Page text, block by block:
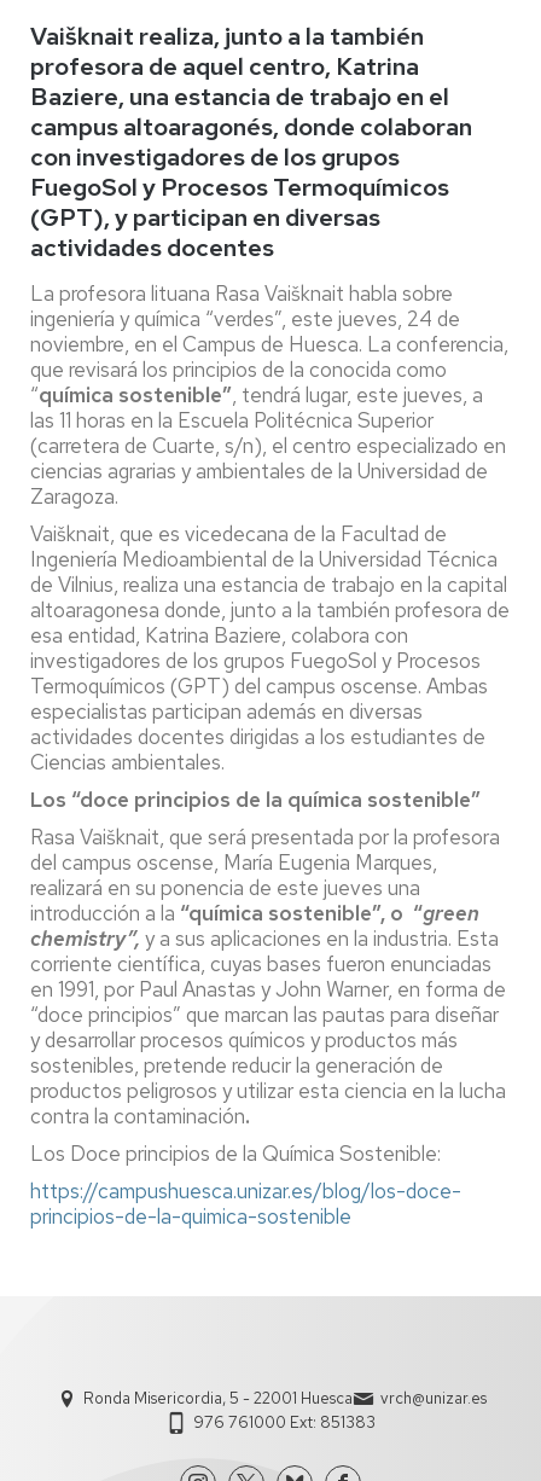
Vaišknait realiza, junto a la también
profesora de aquel centro, Katrina
Baziere, una estancia de trabajo en el
campus altoaragonés, donde colaboran
con investigadores de los grupos
FuegoSol y Procesos Termoquímicos
(GPT), y participan en diversas
actividades docentes
La profesora lituana Rasa Vaišknait habla sobre
ingeniería y química “verdes”, este jueves, 24 de
noviembre, en el Campus de Huesca. La conferencia,
que revisará los principios de la conocida como
“química sostenible”, tendrá lugar, este jueves, a
las 11 horas en la Escuela Politécnica Superior
(carretera de Cuarte, s/n), el centro especializado en
ciencias agrarias y ambientales de la Universidad de
Zaragoza.
Vaišknait, que es vicedecana de la Facultad de
Ingeniería Medioambiental de la Universidad Técnica
de Vilnius, realiza una estancia de trabajo en la capital
altoaragonesa donde, junto a la también profesora de
esa entidad, Katrina Baziere, colabora con
investigadores de los grupos FuegoSol y Procesos
Termoquímicos (GPT) del campus oscense. Ambas
especialistas participan además en diversas
actividades docentes dirigidas a los estudiantes de
Ciencias ambientales.
Los “doce principios de la química sostenible”
Rasa Vaišknait, que será presentada por la profesora
del campus oscense, María Eugenia Marques,
realizará en su ponencia de este jueves una
introducción a la “química sostenible”, o “green
chemistry”, y a sus aplicaciones en la industria. Esta
corriente científica, cuyas bases fueron enunciadas
en 1991, por Paul Anastas y John Warner, en forma de
“doce principios” que marcan las pautas para diseñar
y desarrollar procesos químicos y productos más
sostenibles, pretende reducir la generación de
productos peligrosos y utilizar esta ciencia en la lucha
contra la contaminación.
Los Doce principios de la Química Sostenible:
https://campushuesca.unizar.es/blog/los-doce-
principios-de-la-quimica-sostenible
Ronda Misericordia, 5 - 22001 Huesca
vrch@unizar.es
976 761000 Ext: 851383